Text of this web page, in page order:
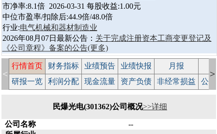
市净率:8.1倍 2026-03-31 每股收益:1.00元
中位市盈率/扣除后:44.9倍/48.0倍
行业:电气机械和器材制造业
2026年08月07日最新公告： 关于完成注册资本工商变更登记及
《公司章程》备案的公告(更多)
<
行情首页 财务指标 业绩预告 业绩快报 月报
研报一览
利润分配 现金流量 资产负债 非经常损益 公
>
民爆光电(301362)公司概况>>详细
公司名称
--